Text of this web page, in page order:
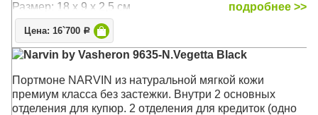
Размер: 18 х 9 х 2,5 см
подробнее >>
Цена: 16`700 Р
Narvin by Vasheron 9635-N.Vegetta Black
Портмоне NARVIN из натуральной мягкой кожи
премиум класса без застежки. Внутри 2 основных
отделения для купюр. 2 отделения для кредиток (одно